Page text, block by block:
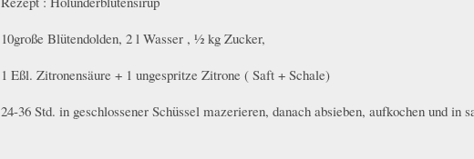
10große Blütendolden, 2 l Wasser , ½ kg Zucker,
1 Eßl. Zitronensäure + 1 ungespritze Zitrone ( Saft + Schale)
24-36 Std. in geschlossener Schüssel mazerieren, danach absieben, aufkochen und in